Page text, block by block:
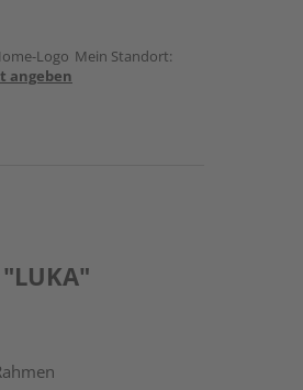
Mein Standort:
angeben